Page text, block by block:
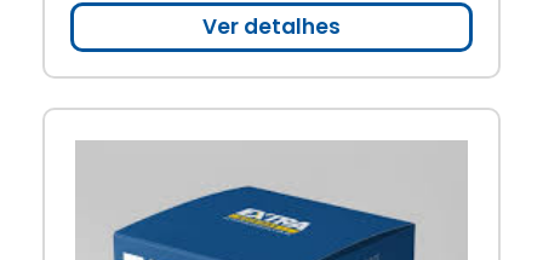
Ver detalhes